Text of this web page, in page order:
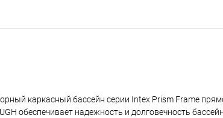
каркасный бассейн серии Intex Prism Frame
обеспечивает надежность и долговечность